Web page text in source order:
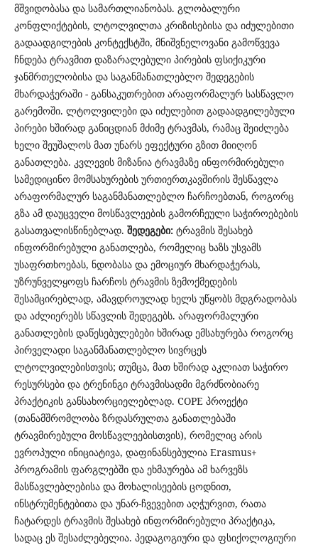
მშვიდობასა და სამართლიანობას. გლობალური
კონფლიქტების, ლტოლვილთა კრიზისებისა და იძულებითი
გადაადგილების კონტექსტში, მნიშვნელოვანი გამოწვევა
ჩნდება ტრავმით დაზარალებული პირების ფსიქიკური
ჯანმრთელობისა და საგანმანათლებლო შედეგების
მხარდაჭერაში - განსაკუთრებით არაფორმალურ სასწავლო
გარემოში. ლტოლვილები და იძულებით გადაადგილებული
პირები ხშირად განიცდიან მძიმე ტრავმას, რამაც შეიძლება
ხელი შეუშალოს მათ უნარს ეფექტური გზით მიიღონ
განათლება. კვლევის მიზანია ტრავმაზე ინფორმირებული
სამედიცინო მომსახურების ურთიერთკავშირის შესწავლა
არაფორმალურ საგანმანათლებლო ჩარჩოებთან, როგორც
გზა ამ დაუცველი მოსწავლეების გამორჩეული საჭიროებების
გასათვალისწინებლად. შედეგები: ტრავმის შესახებ
ინფორმირებული განათლება, რომელიც ხაზს უსვამს
უსაფრთხოებას, ნდობასა და ემოციურ მხარდაჭერას,
უზრუნველყოფს ჩარჩოს ტრავმის ზემოქმედების
შესამცირებლად, ამავდროულად ხელს უწყობს მდგრადობას
და აძლიერებს სწავლის შედეგებს. არაფორმალური
განათლების დაწესებულებები ხშირად ემსახურება როგორც
პირველადი საგანმანათლებლო სივრცეს
ლტოლვილებისთვის; თუმცა, მათ ხშირად აკლიათ საჭირო
რესურსები და ტრენინგი ტრავმისადმი მგრძნობიარე
პრაქტიკის განსახორციელებლად. COPE პროექტი
(თანამშრომლობა ზრდასრულთა განათლებაში
ტრავმირებული მოსწავლეებისთვის), რომელიც არის
ევროპული ინიციატივა, დაფინანსებულია Erasmus+
პროგრამის ფარგლებში და ეხმაურება ამ ხარვეზს
მასწავლებლებისა და მოხალისეების ცოდნით,
ინსტრუმენტებითა და უნარ-ჩვევებით აღჭურვით, რათა
ჩატარდეს ტრავმის შესახებ ინფორმირებული პრაქტიკა,
სადაც ეს შესაძლებელია. პედაგოგიური და ფსიქოლოგიური